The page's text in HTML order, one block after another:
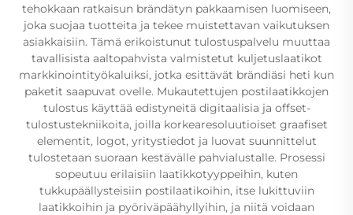
tehokkaan ratkaisun brändätyn pakkaamisen luomiseen,
joka suojaa tuotteita ja tekee muistettavan vaikutuksen
asiakkaisiin. Tämä erikoistunut tulostuspalvelu muuttaa
tavallisista aaltopahvista valmistetut kuljetuslaatikot
markkinointityökaluiksi, jotka esittävät brändiäsi heti kun
paketit saapuvat ovelle. Mukautettujen postilaatikkojen
tulostus käyttää edistyneitä digitaalisia ja offset-
tulostustekniikoita, joilla korkearesoluutioiset graafiset
elementit, logot, yritystiedot ja luovat suunnittelut
tulostetaan suoraan kestävälle pahvialustalle. Prosessi
sopeutuu erilaisiin laatikkotyyppeihin, kuten
tukkupäällysteisiin postilaatikoihin, itse lukittuviin
laatikkoihin ja pyöriväpäähyllyihin, ja niitä voidaan